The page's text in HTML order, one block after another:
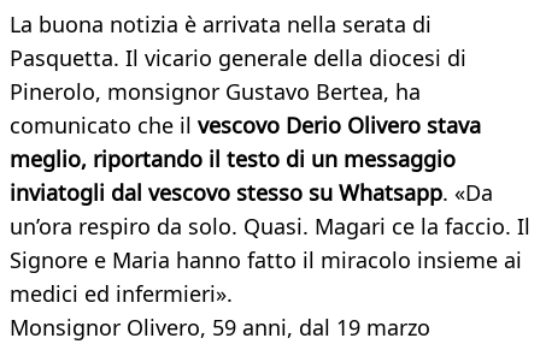
La buona notizia è arrivata nella serata di
Pasquetta. Il vicario generale della diocesi di
Pinerolo, monsignor Gustavo Bertea, ha
comunicato che il vescovo Derio Olivero stava
meglio, riportando il testo di un messaggio
inviatogli dal vescovo stesso su Whatsapp. «Da
un’ora respiro da solo. Quasi. Magari ce la faccio. Il
Signore e Maria hanno fatto il miracolo insieme ai
medici ed infermieri».
Monsignor Olivero, 59 anni, dal 19 marzo